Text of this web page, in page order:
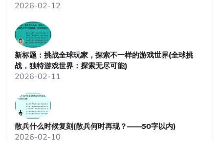
2026-02-12
新标题：挑战全球玩家，探索不一样的游戏世界(全球挑
战，独特游戏世界：探索无尽可能)
2026-02-11
散兵什么时候复刻(散兵何时再现？——50字以内)
2026-02-10